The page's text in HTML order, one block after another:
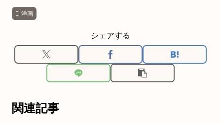
洋画
シェアする
関連記事